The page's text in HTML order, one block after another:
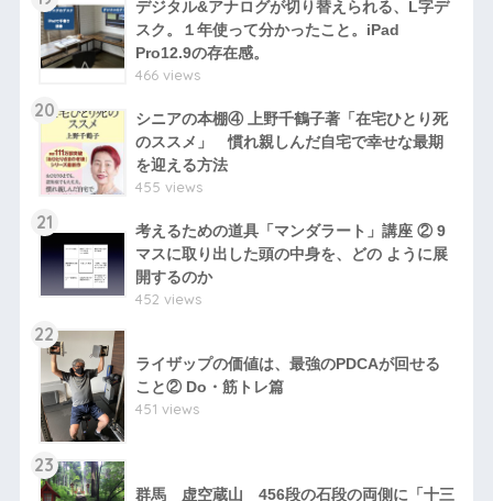
デジタル&アナログが切り替えられる、L字デ
スク。１年使って分かったこと。iPad
Pro12.9の存在感。
466 views
20
シニアの本棚④ 上野千鶴子著「在宅ひとり死
のススメ」 慣れ親しんだ自宅で幸せな最期
を迎える方法
455 views
21
考えるための道具「マンダラート」講座 ② 9
マスに取り出した頭の中身を、どの ように展
開するのか
452 views
22
ライザップの価値は、最強のPDCAが回せる
こと② Do・筋トレ篇
451 views
23
群馬 虚空蔵山 456段の石段の両側に「十三